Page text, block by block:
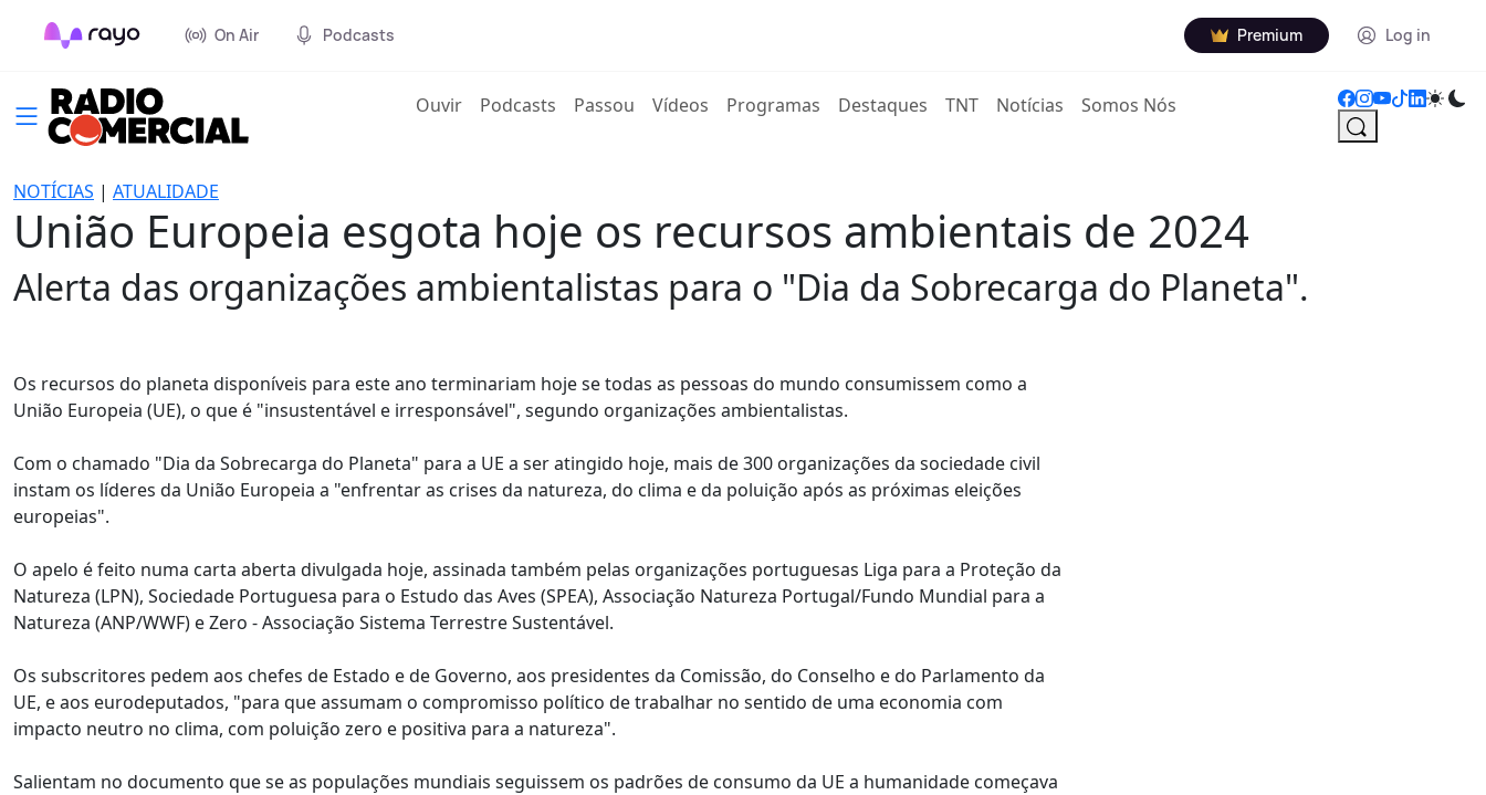
On Air Podcasts Premium Log in
Ouvir(current)
Podcasts Passou Vídeos Programas Destaques TNT Notícias Somos Nós
NOTÍCIAS | ATUALIDADE
União Europeia esgota hoje os recursos ambientais de 2024
Alerta das organizações ambientalistas para o "Dia da Sobrecarga do Planeta".
Os recursos do planeta disponíveis para este ano terminariam hoje se todas as pessoas do mundo consumissem como a
União Europeia (UE), o que é "insustentável e irresponsável", segundo organizações ambientalistas.
Com o chamado "Dia da Sobrecarga do Planeta" para a UE a ser atingido hoje, mais de 300 organizações da sociedade civil
instam os líderes da União Europeia a "enfrentar as crises da natureza, do clima e da poluição após as próximas eleições
europeias".
O apelo é feito numa carta aberta divulgada hoje, assinada também pelas organizações portuguesas Liga para a Proteção da
Natureza (LPN), Sociedade Portuguesa para o Estudo das Aves (SPEA), Associação Natureza Portugal/Fundo Mundial para a
Natureza (ANP/WWF) e Zero - Associação Sistema Terrestre Sustentável.
Os subscritores pedem aos chefes de Estado e de Governo, aos presidentes da Comissão, do Conselho e do Parlamento da
UE, e aos eurodeputados, "para que assumam o compromisso político de trabalhar no sentido de uma economia com
impacto neutro no clima, com poluição zero e positiva para a natureza".
Salientam no documento que se as populações mundiais seguissem os padrões de consumo da UE a humanidade começava